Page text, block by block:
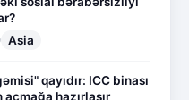
Asia
qayıdır: ICC binası
açmağa hazırlaşır